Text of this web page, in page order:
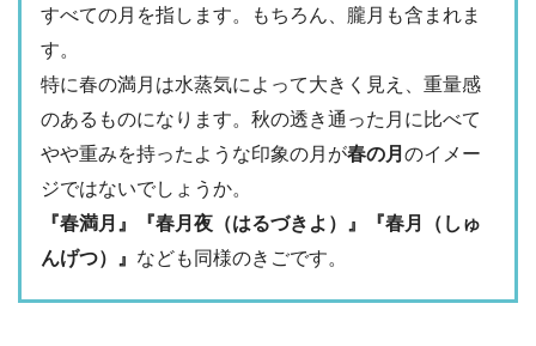
すべての月を指します。もちろん、朧月も含まれま
す。
特に春の満月は水蒸気によって大きく見え、重量感
のあるものになります。秋の透き通った月に比べて
やや重みを持ったような印象の月が春の月 のイメー
ジではないでしょうか。
『春満月』『春月夜（はるづきよ）』『春月（しゅ
んげつ）』 なども同様のきごです。